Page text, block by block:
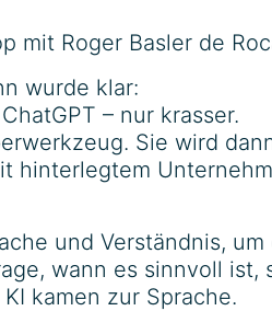
mit Roger Basler de
wurde klar:
– nur krasser.
Sie wird
hinterlegtem
und Verständnis,
wann es sinnvoll
kamen zur Sprache.